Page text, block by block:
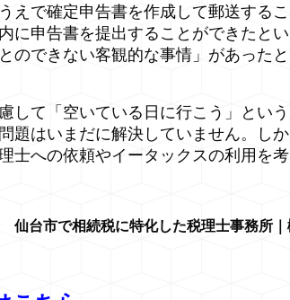
えで確定申告書を作成して郵送する
に申告書を提出することができたと
のできない客観的な事情」があった
て「空いている日に行こう」とい
はいまだに解決していません。し
への依頼やイータックスの利用を
仙台市で相続税に特化した税理士事務所｜